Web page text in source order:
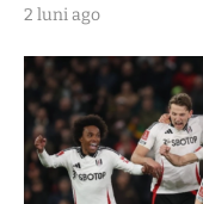
2 luni ago